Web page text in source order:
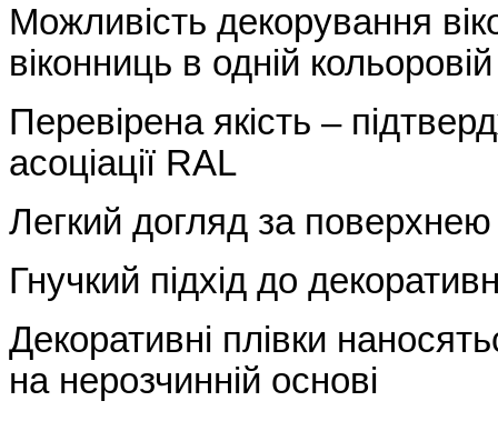
Можливість декорування
віконниць в одній кольоровій
Перевірена якість –
асоціації RAL
Легкий догляд за поверхнею
Гнучкий підхід до
Декоративні плівки
на нерозчинній основі